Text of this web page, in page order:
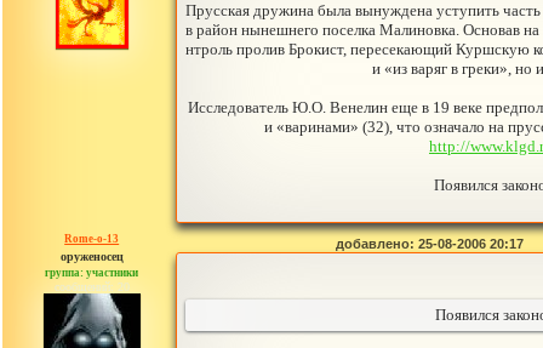
Прусская дружина была вынуждена уступить
в район нынешнего поселка Малиновка. Основав на
нтроль пролив Брокист, пересекающий Куршскую
и «из варяг в греки»,
Исследователь Ю.О. Венелин еще в 19 веке
и «варинами» (32), что означало на
http://
Появился
Rome-o-13
оруженосец
группа: участники
сообщений: 20
добавлено: 25-08-2006 20:17
Появился